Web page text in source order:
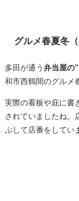
グルメ春夏冬
多田が通う 弁当屋の
和市西鶴間のグルメ
実際の看板や庇に書
されていましたね。
ぶして店番をしてい